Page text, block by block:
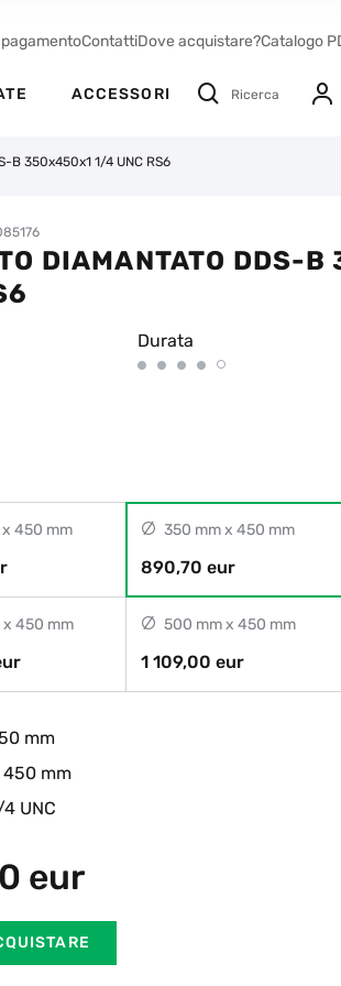
ContattiDove acquistare?Catalogo
ACCESSORI Ricerca
B 350x450x1 1/4 UNC RS6
DIAMANTATO DDS-
Durata
450 mm 350 mm x 450 mm
890,70 eur
450 mm 500 mm x 450 mm
1 109,00 eur
mm
450 mm
4 UNC
eur